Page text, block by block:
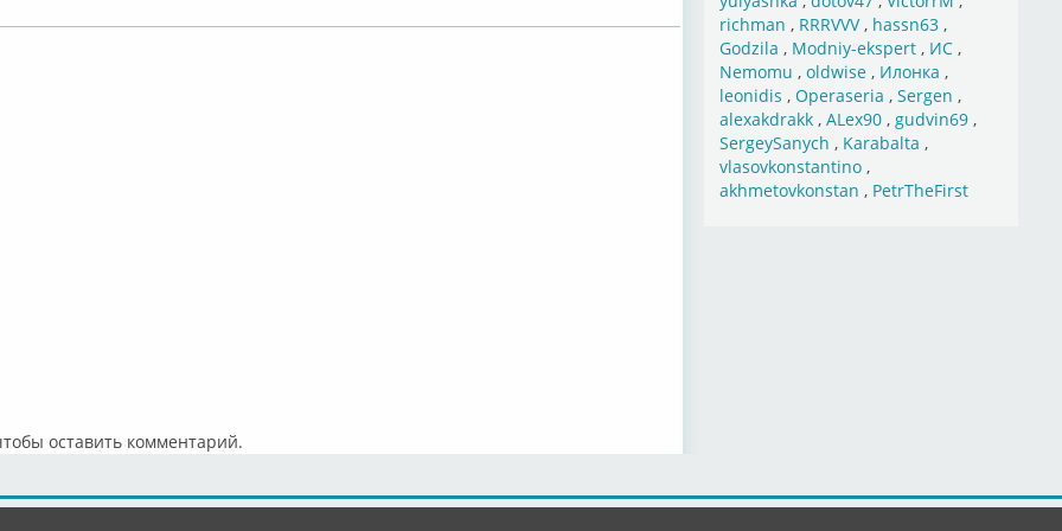
оставить комментарий.
richman , RRRVVV, hassn63,
Godzila , Modniy-ekspert, ИС,
Nemomu , oldwise, Илонка ,
leonidis , Operaseria , Sergen ,
alexakdrakk, ALex90, gudvin69,
SergeySanych , Karabalta ,
vlasovkonstantino,
akhmetovkonstan , PetrTheFirst